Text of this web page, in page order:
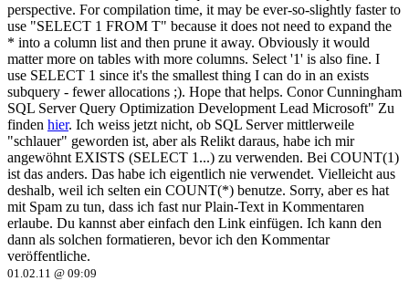
perspective. For compilation time, it may be ever-so-slightly faster to
use "SELECT 1 FROM T" because it does not need to expand the
* into a column list and then prune it away. Obviously it would
matter more on tables with more columns. Select '1' is also fine. I
use SELECT 1 since it's the smallest thing I can do in an exists
subquery - fewer allocations ;). Hope that helps. Conor Cunningham
SQL Server Query Optimization Development Lead Microsoft" Zu
finden hier. Ich weiss jetzt nicht, ob SQL Server mittlerweile
"schlauer" geworden ist, aber als Relikt daraus, habe ich mir
angewöhnt EXISTS (SELECT 1...) zu verwenden. Bei COUNT(1)
ist das anders. Das habe ich eigentlich nie verwendet. Vielleicht aus
deshalb, weil ich selten ein COUNT(*) benutze. Sorry, aber es hat
mit Spam zu tun, dass ich fast nur Plain-Text in Kommentaren
erlaube. Du kannst aber einfach den Link einfügen. Ich kann den
dann als solchen formatieren, bevor ich den Kommentar
veröffentliche.
01.02.11 @ 09:09